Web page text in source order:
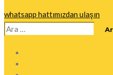
whatsapp hattımızdan ulaşın
Arama: